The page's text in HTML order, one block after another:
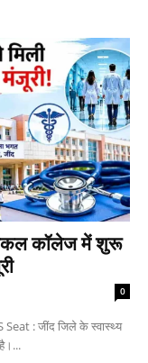
कॉलेज में शुरू
0
: जींद जिले के स्वास्थ्य